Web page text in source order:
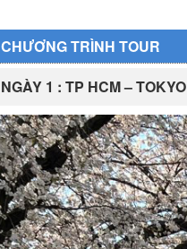
CHƯƠNG TRÌNH TOUR
NGÀY 1 : TP HCM – TOKYO